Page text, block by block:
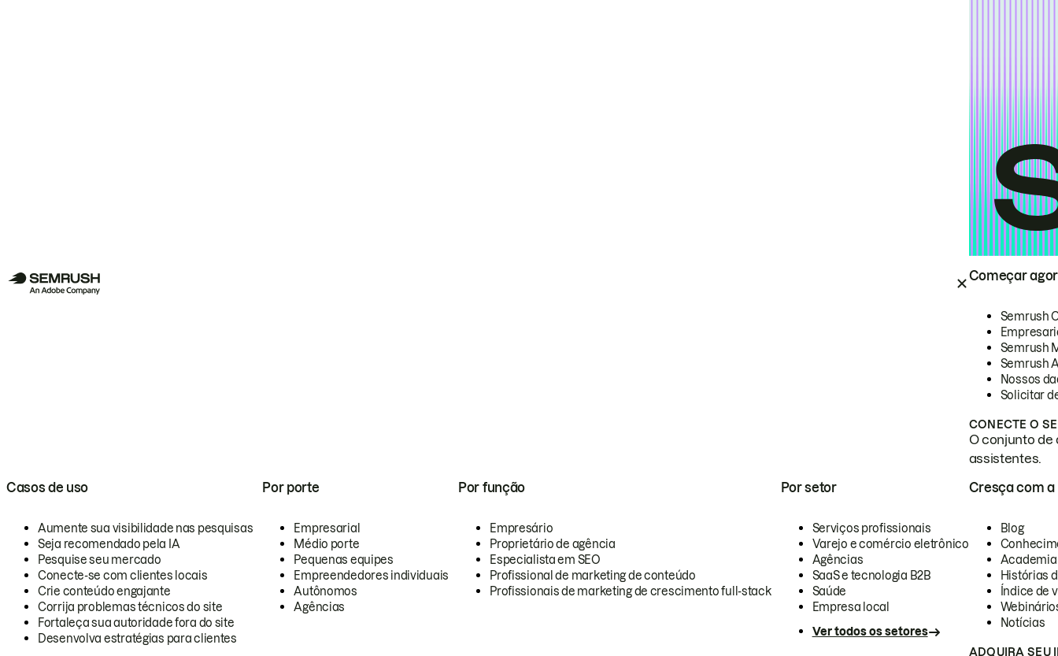
Começar
Semrush
Semrush
Semrush
Nossos
Solicitar
CONECTE O
O conjunto de
assistentes.
Casos de uso
Aumente sua visibilidade nas pesquisas
Seja recomendado pela IA
Pesquise seu mercado
Conecte-se com clientes locais
Crie conteúdo engajante
Corrija problemas técnicos do site
Fortaleça sua autoridade fora do site
Desenvolva estratégias para clientes
Por porte
Empresarial
Médio porte
Pequenas equipes
Empreendedores individuais
Autônomos
Agências
Por função
Empresário
Proprietário de agência
Especialista em SEO
Profissional de marketing de conteúdo
Profissionais de marketing de crescimento full-stack
Por setor
Serviços profissionais
Varejo e comércio eletrônico
Agências
SaaS e tecnologia B2B
Saúde
Empresa local
Ver todos os setores
Cresça com a
Blog
Academia
Histórias
Índice de
Notícias
ADQUIRA SEU